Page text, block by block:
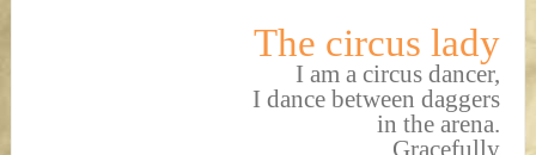
The circus lady
I am a circus dancer,
I dance between daggers
in the arena.
Gracefully